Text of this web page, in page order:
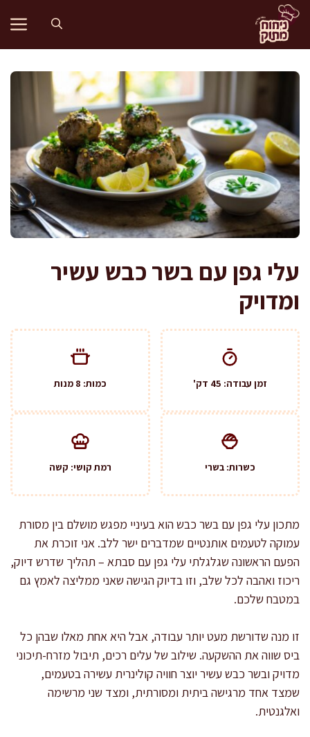
לדלג
לתוכן
עלי גפן עם בשר כבש עשיר
ומדויק
זמן עבודה: 45 דק' כמות: 8 מנות
כשרות: בשרי רמת קושי: קשה
מתכון עלי גפן עם בשר כבש הוא בעיניי מפגש מושלם בין מסורת
עמוקה לטעמים אותנטיים שמדברים ישר ללב. אני זוכרת את
הפעם הראשונה שגלגלתי עלי גפן עם סבתא – תהליך שדרש דיוק,
ריכוז ואהבה לכל שלב, וזו בדיוק הגישה שאני ממליצה לאמץ גם
במטבח שלכם.
זו מנה שדורשת מעט יותר עבודה, אבל היא אחת מאלו שבהן כל
ביס שווה את ההשקעה. שילוב של עלים רכים, תיבול מזרח-תיכוני
מדויק ובשר כבש עשיר יוצר חוויה קולינרית עשירה בטעמים,
שמצד אחד מרגישה ביתית ומסורתית, ומצד שני מרשימה
ואלגנטית.